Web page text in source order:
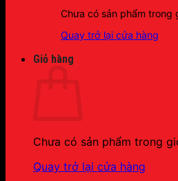
Chưa có sản phẩm trong
Quay trở lại cửa hàng
Giỏ hàng
Chưa có sản phẩm trong
Quay trở lại cửa hàng